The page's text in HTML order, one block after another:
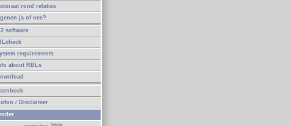
rond relaties
ja of nee?
2 software
requirements
about RBLs
/ Disclaimer